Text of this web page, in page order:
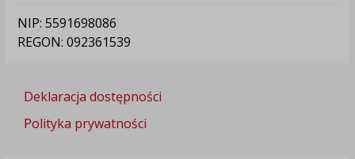
NIP: 5591698086
REGON: 092361539
Deklaracja dostępności
Polityka prywatności